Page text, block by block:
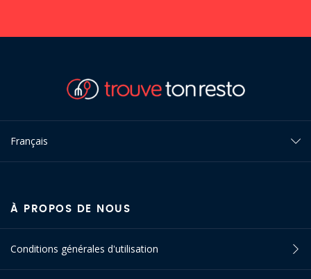
Français
À PROPOS DE NOUS
Conditions générales d'utilisation